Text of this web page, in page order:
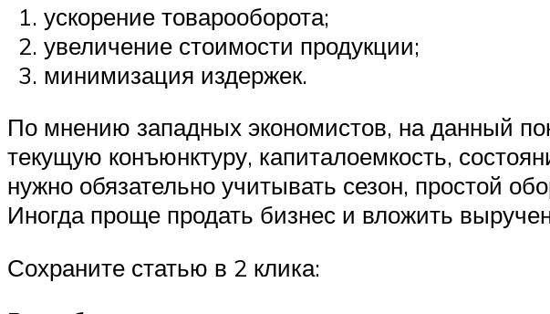
ускорение товарооборота;
увеличение стоимости продукции;
минимизация издержек.
По мнению западных экономистов, на данный
текущую конъюнктуру, капиталоемкость,
нужно обязательно учитывать сезон, простой
Иногда проще продать бизнес и вложить
Сохраните статью в 2 клика: